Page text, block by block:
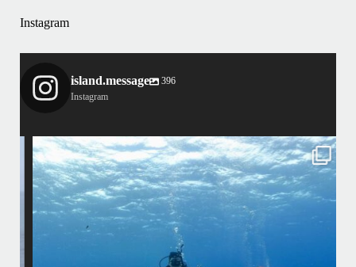
Instagram
island.message
396
Instagram
island.message
•
はいさい！
みわです
•
先日のリピーター様との3日間のダイビングではアオウミガメ、アカウ
ミガメ、タイマイとトリプルカメが見られました
•
アカウミガメさんは偶然いてくれない限り探すのは難しいですが… 最近
ちょくちょく見れているようなので会えたらラッキーです
恐竜のようにかわいいお顔に夢中になりましたょ〜